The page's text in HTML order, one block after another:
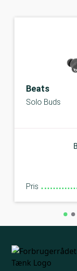
Beats
Solo Buds
Pris